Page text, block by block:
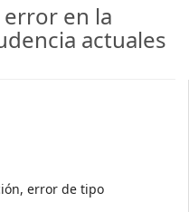
en la
actuales
error de tipo